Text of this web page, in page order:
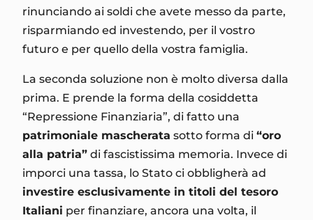
rinunciando ai soldi che avete messo da parte,
risparmiando ed investendo, per il vostro
futuro e per quello della vostra famiglia.
La seconda soluzione non è molto diversa dalla
prima. E prende la forma della cosiddetta
“Repressione Finanziaria”, di fatto una
patrimoniale mascherata sotto forma di “oro
alla patria” di fascistissima memoria. Invece di
imporci una tassa, lo Stato ci obbligherà ad
investire esclusivamente in titoli del tesoro
Italiani per finanziare, ancora una volta, il